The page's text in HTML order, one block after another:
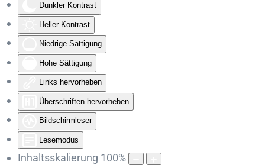
Dunkler Kontrast
Heller Kontrast
Niedrige Sättigung
Hohe Sättigung
Links hervorheben
Überschriften hervorheben
Bildschirmleser
Lesemodus
Inhaltsskalierung 100%